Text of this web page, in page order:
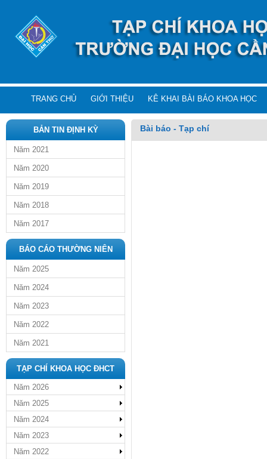
TRANG CHỦ GIỚI THIỆU KÊ KHAI BÀI BÁO KHOA HỌC
BẢN TIN ĐỊNH KỲ
Năm 2021
Năm 2020
Năm 2019
Năm 2018
Năm 2017
BÁO CÁO THƯỜNG NIÊN
Năm 2025
Năm 2024
Năm 2023
Năm 2022
Năm 2021
TẠP CHÍ KHOA HỌC ĐHCT
Năm 2026
Năm 2025
Năm 2024
Năm 2023
Năm 2022
Bài báo - Tạp chí